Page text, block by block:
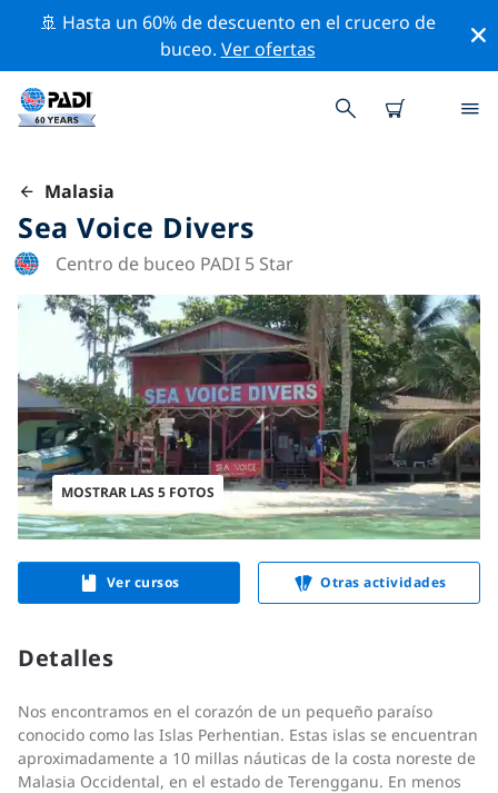
🚢 Hasta un 60% de descuento en el crucero de
buceo. Ver ofertas
Malasia
Sea Voice Divers
Centro de buceo PADI 5 Star
MOSTRAR LAS 5 FOTOS
Ver cursos Otras actividades
Detalles
Nos encontramos en el corazón de un pequeño paraíso
conocido como las Islas Perhentian. Estas islas se encuentran
aproximadamente a 10 millas náuticas de la costa noreste de
Malasia Occidental, en el estado de Terengganu. En menos